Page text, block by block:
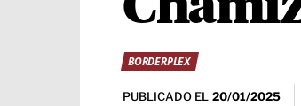
BORDERPLEX
PUBLICADO EL 20/01/2025